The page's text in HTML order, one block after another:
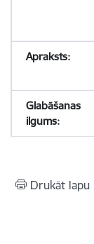
Drukāt lapu